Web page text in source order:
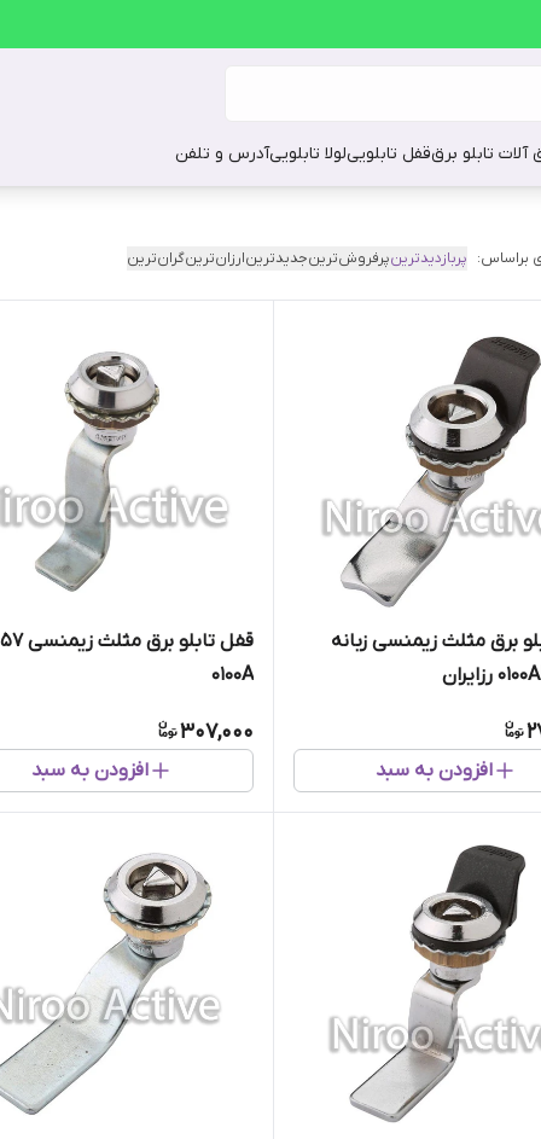
آلات تابلو برققفل تابلوییلولا تابلوییآدرس و تلفن
براساس: پربازدیدترینپرفروش‌ترینجدیدترینارزان‌ترینگران‌ترین
برق مثلث زیمنسی زبانه
افزودن به سبد
۰۱۰۰A
307,000
افزودن به سبد